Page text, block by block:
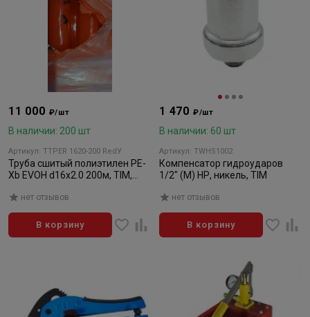
11 000 ₽/шт
В наличии: 200 шт
Артикул: TTPER 1620-200 RedУ
Труба сшитый полиэтилен PE-
Xb EVOH d16x2.0 200м, TIM,
нет отзывов
В корзину
1 470 ₽/шт
В наличии: 60 шт
Артикул: TWHS1002
Компенсатор гидроударов
1/2" (M) НР, никель, TIM
нет отзывов
В корзину